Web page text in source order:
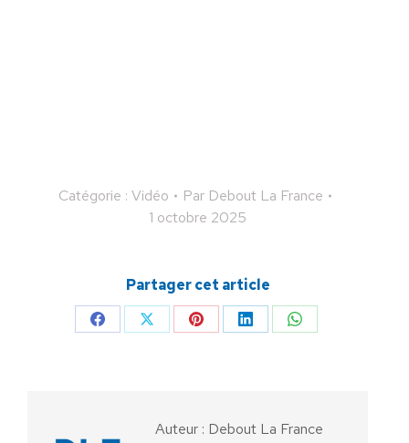
Catégorie : Vidéo Par Debout La France
1 octobre 2025
Partager cet article
PartagerPartagerPartagerPartagerPartager
Auteur : Debout La France